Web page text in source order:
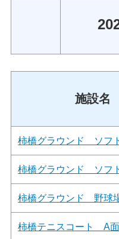
施設名
柿橋グラウンド ソフ
柿橋グラウンド ソフ
柿橋グラウンド 野球
柿橋テニスコート A面